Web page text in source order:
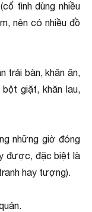
tình dùng nhiều
nên có nhiều đồ
trải bàn, khăn ăn,
giặt, khăn lau,
những giờ đóng
được, đặc biệt là
hay tượng).